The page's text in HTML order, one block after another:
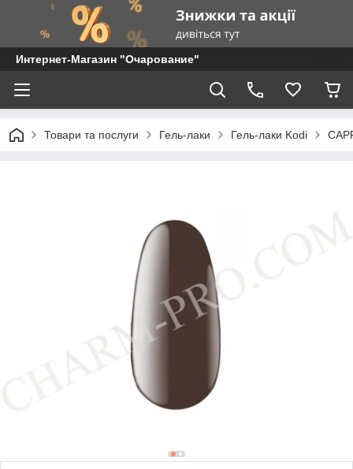
Интернет-Магазин "Очарование"
Товари та послуги Гель-лаки Гель-лаки Kodi